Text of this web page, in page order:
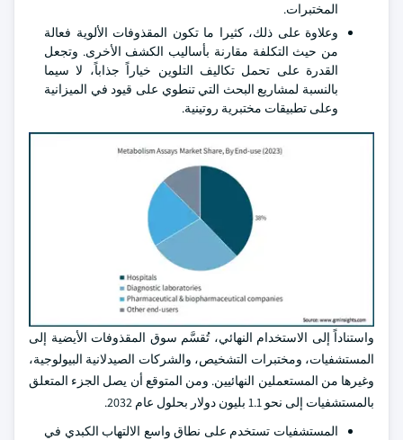
المختبرات.
وعلاوة على ذلك، كثيرا ما تكون المقذوفات الألوية فعالة
من حيث التكلفة مقارنة بأساليب الكشف الأخرى. وتجعل
القدرة على تحمل تكاليف التلوين خياراً جذاباً، لا سيما
بالنسبة لمشاريع البحث التي تنطوي على قيود في الميزانية
وعلى تطبيقات مختبرية روتينية.
واستناداً إلى الاستخدام النهائي، تُقسَّم سوق المقذوفات الأيضية إلى
المستشفيات، ومختبرات التشخيص، والشركات الصيدلانية البيولوجية،
وغيرها من المستعملين النهائيين. ومن المتوقع أن يصل الجزء المتعلق
بالمستشفيات إلى نحو 1.1 بليون دولار بحلول عام 2032.
المستشفيات تستخدم على نطاق واسع الالتهاب الكبدي في